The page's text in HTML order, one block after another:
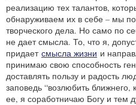
реализацию тех талантов,
обнаруживаем их в себе – мы
творческого дела. Но само по
не дает смысла. То, что я,
придает смысла жизни и
принимаю свою способность
доставлять пользу и радость
заповедь “возлюбить
ее, я соработничаю Богу и тем